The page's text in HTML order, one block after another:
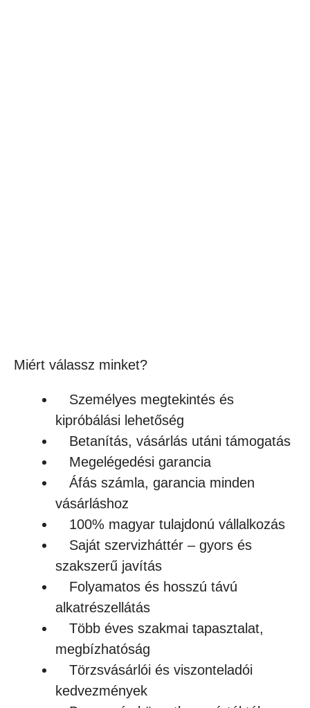
Miért válassz minket?
Személyes megtekintés és
kipróbálási lehetőség
Betanítás, vásárlás utáni támogatás
Megelégedési garancia
Áfás számla, garancia minden
vásárláshoz
100% magyar tulajdonú vállalkozás
Saját szervizháttér – gyors és
szakszerű javítás
Folyamatos és hosszú távú
alkatrészellátás
Több éves szakmai tapasztalat,
megbízhatóság
Törzsvásárlói és viszonteladói
kedvezmények